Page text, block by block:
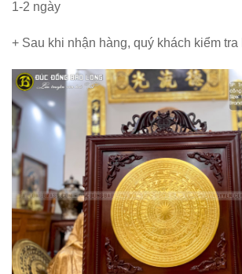
1-2 ngày
+ Sau khi nhận hàng, quý khách kiểm